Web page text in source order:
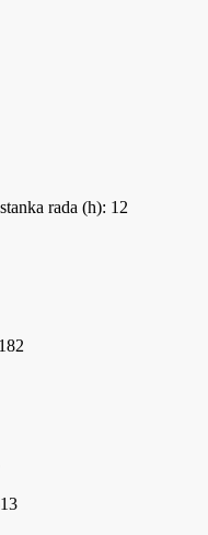
rada (h): 12